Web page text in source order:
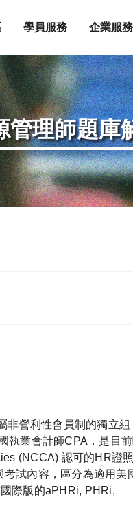
學員服務 企業服務
管理師題庫
非營利性會員制的獨立組
執業會計師CPA，是目
(NCCA) 認可的HR證
試內容，區分為適用美
際版的aPHRi, PHRi,